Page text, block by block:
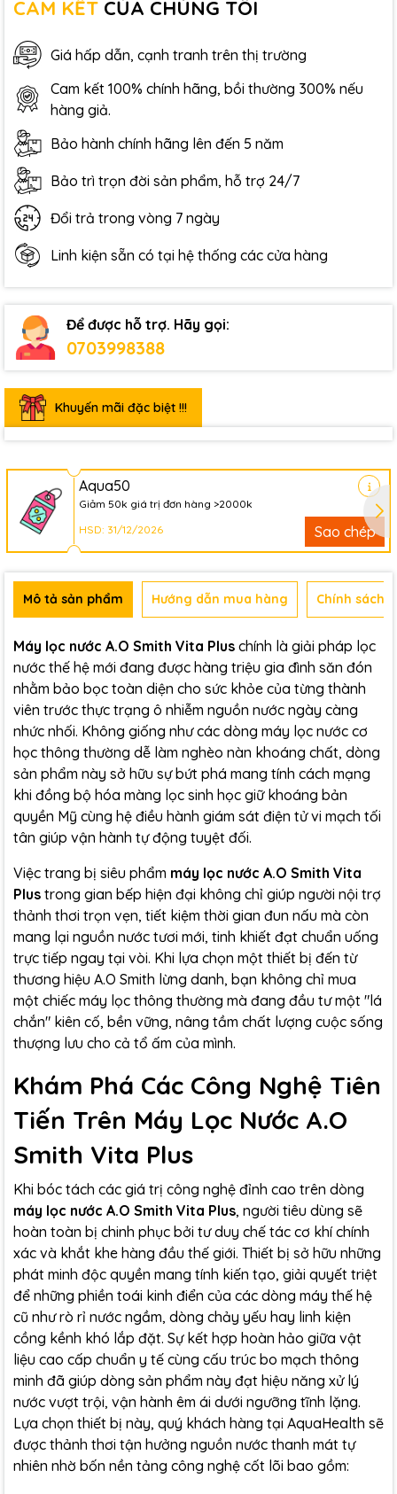
CAM KẾT CỦA CHÚNG TÔI
Giá hấp dẫn, cạnh tranh trên thị trường
Cam kết 100% chính hãng, bồi thường 300% nếu
hàng giả.
Bảo hành chính hãng lên đến 5 năm
Bảo trì trọn đời sản phẩm, hỗ trợ 24/7
Đổi trả trong vòng 7 ngày
Linh kiện sẵn có tại hệ thống các cửa hàng
Để được hỗ trợ. Hãy gọi:
0703998388
Khuyến mãi đặc biệt !!!
Aqua50
Giảm 50k giá trị đơn hàng >2000k
HSD: 31/12/2026
Sao chép
Mô tả sản phẩm Hướng dẫn mua hàng Chính sách
Máy lọc nước A.O Smith Vita Plus chính là giải pháp lọc
nước thế hệ mới đang được hàng triệu gia đình săn đón
nhằm bảo bọc toàn diện cho sức khỏe của từng thành
viên trước thực trạng ô nhiễm nguồn nước ngày càng
nhức nhối. Không giống như các dòng máy lọc nước cơ
học thông thường dễ làm nghèo nàn khoáng chất, dòng
sản phẩm này sở hữu sự bứt phá mang tính cách mạng
khi đồng bộ hóa màng lọc sinh học giữ khoáng bản
quyền Mỹ cùng hệ điều hành giám sát điện tử vi mạch tối
tân giúp vận hành tự động tuyệt đối.
Việc trang bị siêu phẩm máy lọc nước A.O Smith Vita
Plus trong gian bếp hiện đại không chỉ giúp người nội trợ
thảnh thơi trọn vẹn, tiết kiệm thời gian đun nấu mà còn
mang lại nguồn nước tươi mới, tinh khiết đạt chuẩn uống
trực tiếp ngay tại vòi. Khi lựa chọn một thiết bị đến từ
thương hiệu A.O Smith lừng danh, bạn không chỉ mua
một chiếc máy lọc thông thường mà đang đầu tư một "lá
chắn" kiên cố, bền vững, nâng tầm chất lượng cuộc sống
thượng lưu cho cả tổ ấm của mình.
Khám Phá Các Công Nghệ Tiên
Tiến Trên Máy Lọc Nước A.O
Smith Vita Plus
Khi bóc tách các giá trị công nghệ đỉnh cao trên dòng
máy lọc nước A.O Smith Vita Plus, người tiêu dùng sẽ
hoàn toàn bị chinh phục bởi tư duy chế tác cơ khí chính
xác và khắt khe hàng đầu thế giới. Thiết bị sở hữu những
phát minh độc quyền mang tính kiến tạo, giải quyết triệt
để những phiền toái kinh điển của các dòng máy thế hệ
cũ như rò rỉ nước ngầm, dòng chảy yếu hay linh kiện
cồng kềnh khó lắp đặt. Sự kết hợp hoàn hảo giữa vật
liệu cao cấp chuẩn y tế cùng cấu trúc bo mạch thông
minh đã giúp dòng sản phẩm này đạt hiệu năng xử lý
nước vượt trội, vận hành êm ái dưới ngưỡng tĩnh lặng.
Lựa chọn thiết bị này, quý khách hàng tại AquaHealth sẽ
được thảnh thơi tận hưởng nguồn nước thanh mát tự
nhiên nhờ bốn nền tảng công nghệ cốt lõi bao gồm: